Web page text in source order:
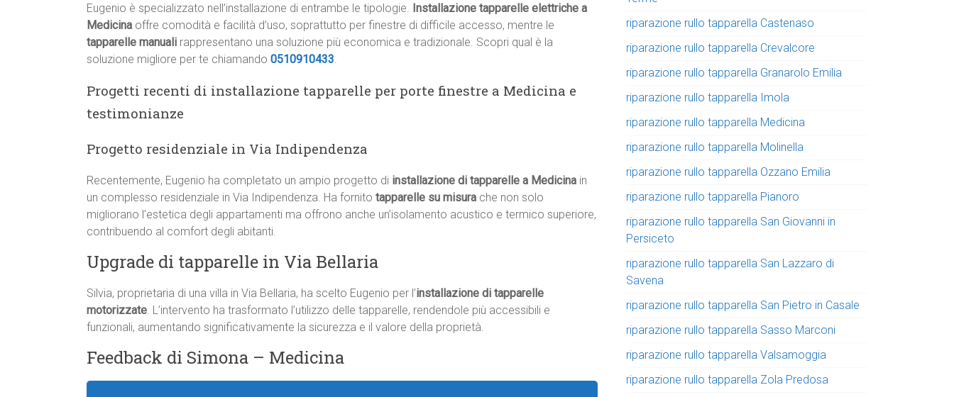
Eugenio è specializzato nell’installazione di entrambe le tipologie. Installazione tapparelle elettriche a
Medicina offre comodità e facilità d’uso, soprattutto per finestre di difficile accesso, mentre le
tapparelle manuali rappresentano una soluzione più economica e tradizionale. Scopri qual è la
soluzione migliore per te chiamando 0510910433.
Progetti recenti di installazione tapparelle per porte finestre a Medicina e
testimonianze
Progetto residenziale in Via Indipendenza
Recentemente, Eugenio ha completato un ampio progetto di installazione di tapparelle a Medicina in
un complesso residenziale in Via Indipendenza. Ha fornito tapparelle su misura che non solo
migliorano l’estetica degli appartamenti ma offrono anche un’isolamento acustico e termico superiore,
contribuendo al comfort degli abitanti.
Upgrade di tapparelle in Via Bellaria
Silvia, proprietaria di una villa in Via Bellaria, ha scelto Eugenio per l’installazione di tapparelle
motorizzate. L’intervento ha trasformato l’utilizzo delle tapparelle, rendendole più accessibili e
funzionali, aumentando significativamente la sicurezza e il valore della proprietà.
Feedback di Simona – Medicina
riparazione rullo tapparella Castenaso
riparazione rullo tapparella Crevalcore
riparazione rullo tapparella Granarolo Emilia
riparazione rullo tapparella Imola
riparazione rullo tapparella Medicina
riparazione rullo tapparella Molinella
riparazione rullo tapparella Ozzano Emilia
riparazione rullo tapparella Pianoro
riparazione rullo tapparella San Giovanni in
Persiceto
riparazione rullo tapparella San Lazzaro di
Savena
riparazione rullo tapparella San Pietro in Casale
riparazione rullo tapparella Sasso Marconi
riparazione rullo tapparella Valsamoggia
riparazione rullo tapparella Zola Predosa